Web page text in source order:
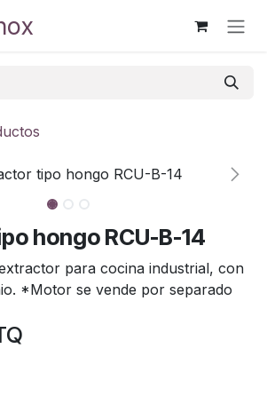
hongo RCU-B-14
para cocina industrial, con
*Motor se vende por separado